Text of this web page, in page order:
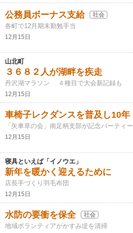
公務員ボーナス支給 社会
各町で12月期末勤勉手当
12月15日
山北町
３６８２人が湖畔を疾走
丹沢湖マラソン ４種目で大会新記録も
12月15日
車椅子レクダンスを普及し10年
「矢車草の会」南足柄支部が記念パーティー
12月15日
寝具といえば「イノウエ」
新年を暖かく迎えるために
店長手づくり羽毛布団
12月15日
水防の要衝を保全 社会
地域ボランティアがかすみ堤を清掃